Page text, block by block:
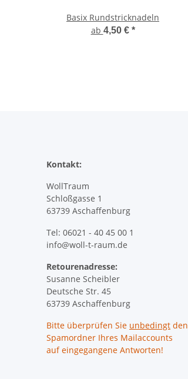
Basix Rundstricknadeln
ab 4,50 € *
Kontakt:
WollTraum
Schloßgasse 1
63739 Aschaffenburg
Tel: 06021 - 40 45 00 1
info@woll-t-raum.de
Retourenadresse:
Susanne Scheibler
Deutsche Str. 45
63739 Aschaffenburg
Bitte überprüfen Sie unbedingt den
Spamordner Ihres Mailaccounts
auf eingegangene Antworten!